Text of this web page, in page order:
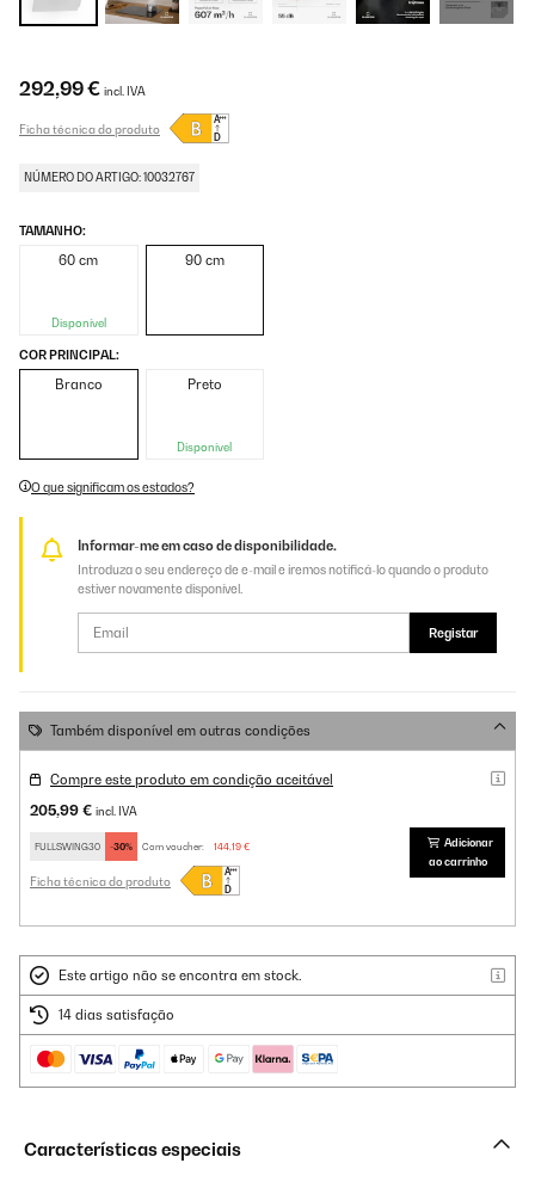
292,99 € incl. IVA
Ficha técnica do produto
NÚMERO DO ARTIGO: 10032767
TAMANHO:
60 cm
Disponível
90 cm
COR PRINCIPAL:
Branco Preto
Disponível
O que significam os estados?
Informar-me em caso de disponibilidade.
Introduza o seu endereço de e-mail e iremos notificá-lo quando o produto
estiver novamente disponível.
Registar
Também disponível em outras condições
Compre este produto em condição aceitável
205,99 € incl. IVA
FULLSWING30 -30% Com voucher: 144,19 €
Ficha técnica do produto
Adicionar
ao carrinho
Este artigo não se encontra em stock.
14 dias satisfação
Características especiais